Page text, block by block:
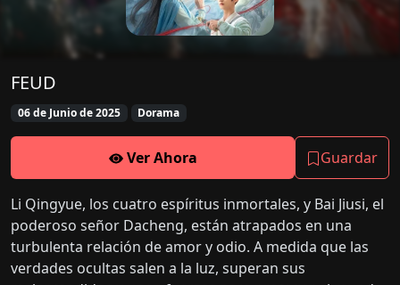
FEUD
06 de Junio de 2025 Dorama
Ver Ahora Guardar
Li Qingyue, los cuatro espíritus inmortales, y Bai Jiusi, el
poderoso señor Dacheng, están atrapados en una
turbulenta relación de amor y odio. A medida que las
verdades ocultas salen a la luz, superan sus